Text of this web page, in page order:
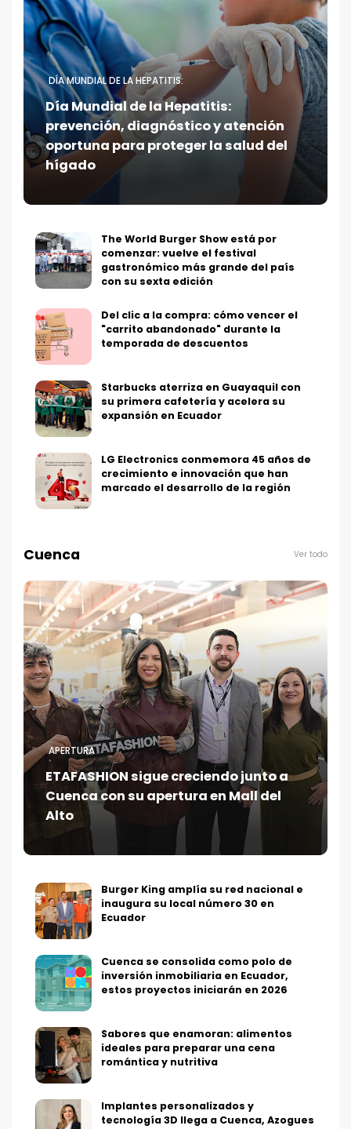
DÍA MUNDIAL DE LA HEPATITIS:
Día Mundial de la Hepatitis:
prevención, diagnóstico y atención
oportuna para proteger la salud del
hígado
The World Burger Show está por
comenzar: vuelve el festival
gastronómico más grande del país
con su sexta edición
Del clic a la compra: cómo vencer el
"carrito abandonado" durante la
temporada de descuentos
Starbucks aterriza en Guayaquil con
su primera cafetería y acelera su
expansión en Ecuador
LG Electronics conmemora 45 años de
crecimiento e innovación que han
marcado el desarrollo de la región
Cuenca Ver todo
APERTURA
ETAFASHION sigue creciendo junto a
Cuenca con su apertura en Mall del
Alto
Burger King amplía su red nacional e
inaugura su local número 30 en
Ecuador
Cuenca se consolida como polo de
inversión inmobiliaria en Ecuador,
estos proyectos iniciarán en 2026
Sabores que enamoran: alimentos
ideales para preparar una cena
romántica y nutritiva
Implantes personalizados y
tecnología 3D llega a Cuenca, Azogues